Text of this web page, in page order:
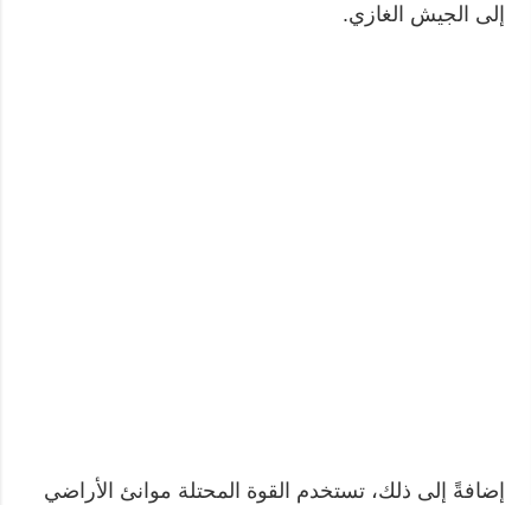
إلى الجيش الغازي.
إضافةً إلى ذلك، تستخدم القوة المحتلة موانئ الأراضي